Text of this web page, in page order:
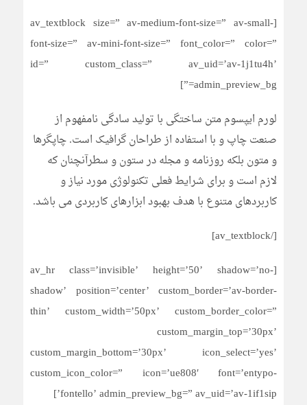
[av_textblock size=” av-medium-font-size=” av-small-
font-size=” av-mini-font-size=” font_color=” color=”
id=” custom_class=” av_uid=’av-1j1tu4h’
admin_preview_bg=”]
لورم ایپسوم متن ساختگی با تولید سادگی نامفهوم از
صنعت چاپ و با استفاده از طراحان گرافیک است. چاپگرها
و متون بلکه روزنامه و مجله در ستون و سطرآنچنان که
لازم است و برای شرایط فعلی تکنولوژی مورد نیاز و
کاربردهای متنوع با هدف بهبود ابزارهای کاربردی می باشد.
[/av_textblock]
[av_hr class=’invisible’ height=’50’ shadow=’no-
shadow’ position=’center’ custom_border=’av-border-
thin’ custom_width=’50px’ custom_border_color=”
custom_margin_top=’30px’
custom_margin_bottom=’30px’ icon_select=’yes’
custom_icon_color=” icon=’ue808′ font=’entypo-
fontello’ admin_preview_bg=” av_uid=’av-1if1sip’]